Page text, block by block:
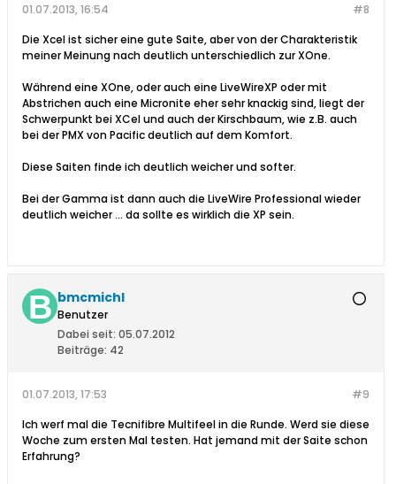
#8
01.07.2013, 16:54
Die Xcel ist sicher eine gute Saite, aber von der Charakteristik
meiner Meinung nach deutlich unterschiedlich zur XOne.
Während eine XOne, oder auch eine LiveWireXP oder mit
Abstrichen auch eine Micronite eher sehr knackig sind, liegt der
Schwerpunkt bei XCel und auch der Kirschbaum, wie z.B. auch
bei der PMX von Pacific deutlich auf dem Komfort.
Diese Saiten finde ich deutlich weicher und softer.
Bei der Gamma ist dann auch die LiveWire Professional wieder
deutlich weicher ... da sollte es wirklich die XP sein.
bmcmichl
Benutzer
Dabei seit: 05.07.2012
Beiträge: 42
#9
01.07.2013, 17:53
Ich werf mal die Tecnifibre Multifeel in die Runde. Werd sie diese
Woche zum ersten Mal testen. Hat jemand mit der Saite schon
Erfahrung?